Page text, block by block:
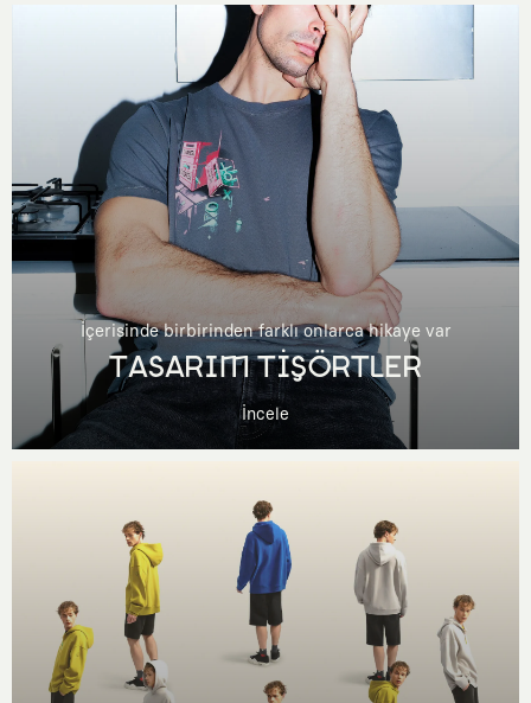
İçerisinde birbirinden farklı onlarca hikaye var
TASARIM TİŞÖRTLER
İncele